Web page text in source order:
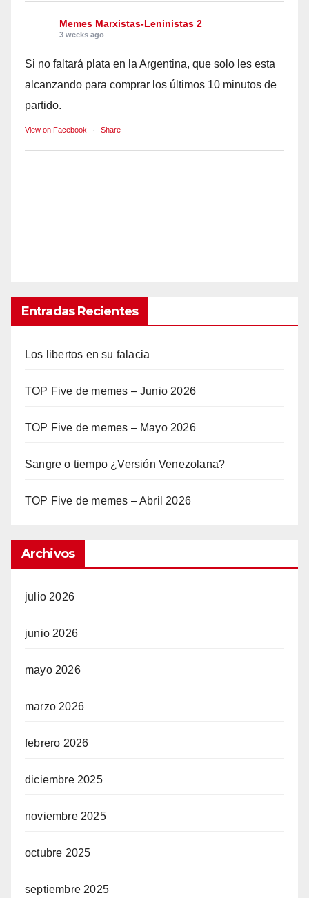
Memes Marxistas-Leninistas 2
3 weeks ago
Si no faltará plata en la Argentina, que solo les esta
alcanzando para comprar los últimos 10 minutos de
partido.
View on Facebook · Share
Entradas Recientes
Los libertos en su falacia
TOP Five de memes – Junio 2026
TOP Five de memes – Mayo 2026
Sangre o tiempo ¿Versión Venezolana?
TOP Five de memes – Abril 2026
Archivos
julio 2026
junio 2026
mayo 2026
marzo 2026
febrero 2026
diciembre 2025
noviembre 2025
octubre 2025
septiembre 2025